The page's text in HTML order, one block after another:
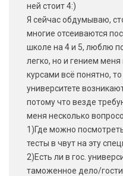
ней стоит 4:)
Я сейчас обдумываю,
многие отсеиваются
школе на 4 и 5, люблю
легко, но и гением
курсами всё понятно,
университете
потому что везде
меня несколько
1)Где можно
тесты в чвут на эту
2)Есть ли в гос.
таможенное дело/